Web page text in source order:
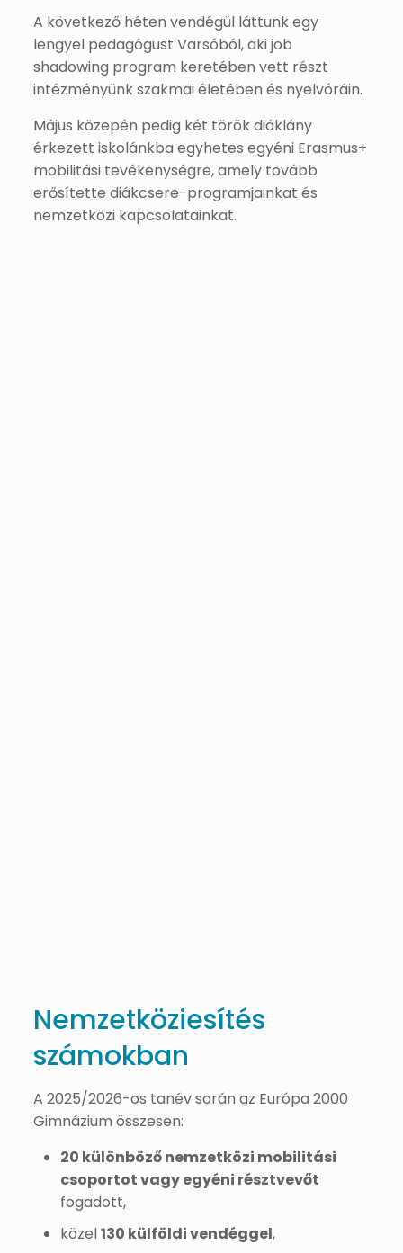
A következő héten vendégül láttunk egy
lengyel pedagógust Varsóból, aki job
shadowing program keretében vett részt
intézményünk szakmai életében és nyelvóráin.
Május közepén pedig két török diáklány
érkezett iskolánkba egyhetes egyéni Erasmus+
mobilitási tevékenységre, amely tovább
erősítette diákcsere-programjainkat és
nemzetközi kapcsolatainkat.
Nemzetköziesítés
számokban
A 2025/2026-os tanév során az Európa 2000
Gimnázium összesen:
20 különböző nemzetközi mobilitási
csoportot vagy egyéni résztvevőt
fogadott,
közel130 külföldi vendéggel,